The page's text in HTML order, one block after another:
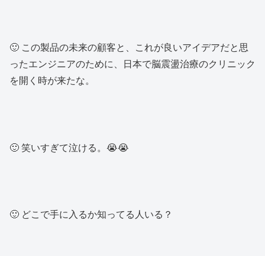
🙂 この製品の未来の顧客と、これが良いアイデアだと思
ったエンジニアのために、日本で脳震盪治療のクリニック
を開く時が来たな。
🙂 笑いすぎて泣ける。😭😭
🙂 どこで手に入るか知ってる人いる？